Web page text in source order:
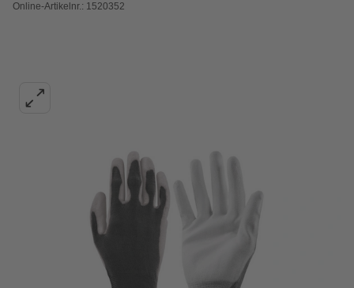
Online-Artikelnr.: 1520352